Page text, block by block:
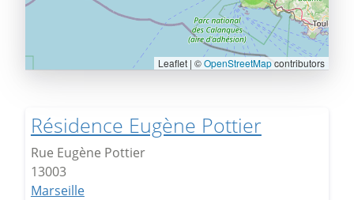
Leaflet | ©OpenStreetMapcontributors
Résidence Eugène Pottier
Rue Eugène Pottier
13003
Marseille